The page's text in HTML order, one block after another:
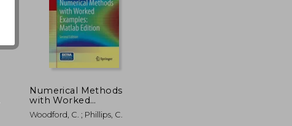
$ 345.84
$ 207.50
40%
dcto.
Numerical Methods
with Worked
Examples: MATLAB
Edition (en Inglés)
Woodford, C. ; Phillips, C.